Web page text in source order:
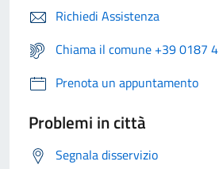
Richiedi Assistenza
Chiama il comune +39 0187
Prenota un appuntamento
Problemi in città
Segnala disservizio